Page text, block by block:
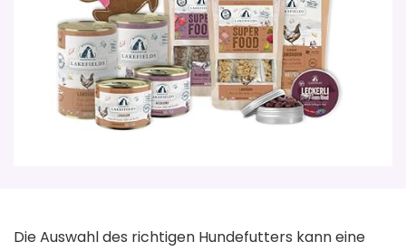
Die Auswahl des richtigen Hundefutters kann eine